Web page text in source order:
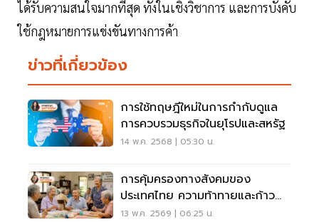
ได้รับความสนใจมากที่สุด ทั้งในเชิงวิชาการ และการบังคับ
ใช้กฎหมายการแข่งขันทางการค้า
ข่าวที่เกี่ยวข้อง
การใช้ทฤษฎีใหม่ในการกำกับดูแล
การควบรวมธุรกิจในยุโรปและสหรัฐ
14 พ.ค. 2568 | 05:30 น.
การคุ้มครองทางสังคมของ
ประเทศไทย ความท้าทายและก้าว
ย่างต่อไป
13 พ.ค. 2569 | 06:25 น.